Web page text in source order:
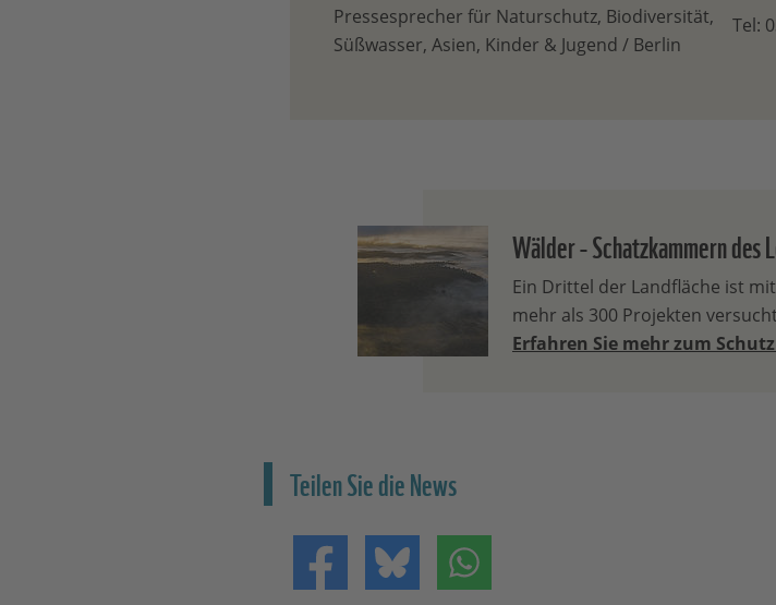
Pressesprecher für Naturschutz, Biodiversität,
Süßwasser, Asien, Kinder & Jugend / Berlin
Tel:
Wälder - Schatzkammern des
Ein Drittel der Landfläche ist
mehr als 300 Projekten
Erfahren Sie mehr zum
Teilen Sie die News
Teilen auf FacebookTeilen auf Bluesky